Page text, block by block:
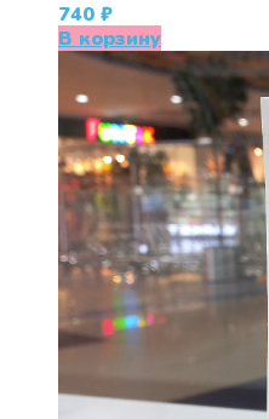
740 ₽
В корзину